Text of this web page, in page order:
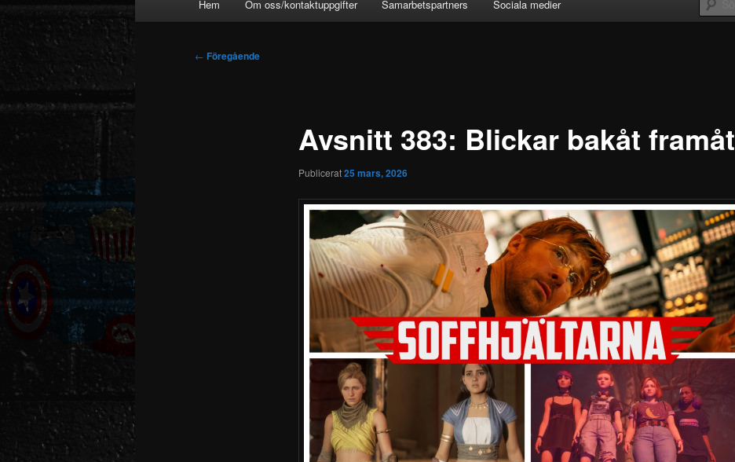
Hem Om oss/kontaktuppgifter Samarbetspartners Sociala medier
Inläggsnavigering
← Föregående
Avsnitt 383: Blickar bakåt framåt
Publicerat25 mars, 2026